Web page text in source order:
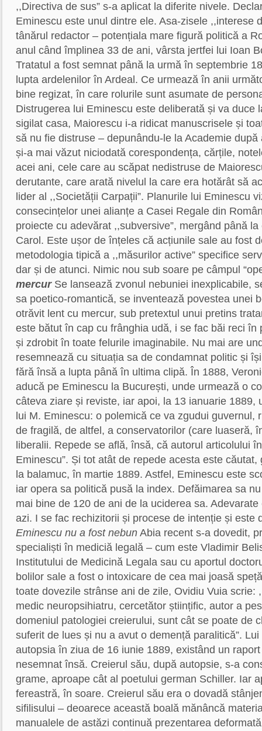
,,Directiva de sus” s-a aplicat la diferite nivele.
Eminescu este unul dintre ele. Asa-zisele ,,interese
tânărul redactor – potențiala mare figură politică a
anul când împlinea 33 de ani, vârsta jertfei lui Ioan
Tratatul a fost semnat până la urmă în septembrie
lupta ardelenilor în Ardeal. Ce urmează în anii
bine regizat, în care rolurile sunt asumate de
Distrugerea lui Eminescu este deliberată și va duce
sigilat casa, Maiorescu i-a ridicat manuscrisele și
să nu fie distruse – depunându-le la Academie
și-a mai văzut niciodată corespondența, cărțile,
acei ani, cele care au scăpat nedistruse de
derutante, care arată nivelul la care era hotărât să
lider al ,,Societății Carpații”. Planurile lui Eminescu
consecințelor unei alianțe a Casei Regale din
proiecte cu adevărat ,,subversive”, mergând până
Carol. Este ușor de înțeles că acțiunile sale au fost
metodologia tipică a ,,măsurilor active” specifice
dar și de atunci. Nimic nou sub soare pe câmpul
mercurSe lansează zvonul nebuniei inexplicabile,
sa poetico-romantică, se inventează povestea unei
otrăvit lent cu mercur, sub pretextul unui pretins
este bătut în cap cu frânghia udă, i se fac băi reci în
și zdrobit în toate felurile imaginabile. Nu mai are
resemnează cu situația sa de condamnat politic și
fără însă a lupta până în ultima clipă. În 1888,
aducă pe Eminescu la București, unde urmează o
câteva ziare și reviste, iar apoi, la 13 ianuarie 1889,
lui M. Eminescu: o polemică ce va zgudui guvernul,
de fragilă, de altfel, a conservatorilor (care luaseră,
liberalii. Repede se află, însă, că autorul articolului
Eminescu”. Și tot atât de repede acesta este
la balamuc, în martie 1889. Astfel, Eminescu este
iar opera sa politică pusă la index. Defăimarea sa
mai bine de 120 de ani de la uciderea sa.
azi. I se fac rechizitorii și procese de intenție și este
Eminescu nu a fost nebun Abia recent s-a dovedit,
specialiști în mediciă legală – cum este Vladimir
Institutului de Medicină Legala sau cu aportul
bolilor sale a fost o intoxicare de cea mai joasă
toate dovezile strânse ani de zile, Ovidiu Vuia scrie:
medic neuropsihiatru, cercetător științific, autor a
domeniul patologiei creierului, sunt cât se poate de
suferit de lues și nu a avut o demență paralitică”.
autopsia în ziua de 16 iunie 1889, existând un
nesemnat însă. Creierul său, după autopsie, s-a
grame, aproape cât al poetului german Schiller. Iar
fereastră, în soare. Creierul său era o dovadă
sifilisului – deoarece această boală mănâncă
manualele de astăzi continuă prezentarea